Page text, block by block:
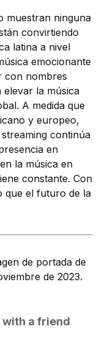
muestran ninguna
convirtiendo
latina a nivel
emocionante
con nombres
elevar la música
A medida que
y europeo,
continúa
en
la música en
constante. Con
que el futuro de la
de portada de
de 2023.
with a friend